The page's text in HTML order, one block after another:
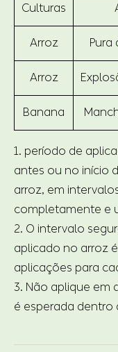
Culturas
Arroz Pura
Arroz
Banana
1. período de
antes ou no início
arroz, em
completamente e
2. O intervalo
aplicado no arroz
aplicações para
3. Não aplique em
é esperada dentro